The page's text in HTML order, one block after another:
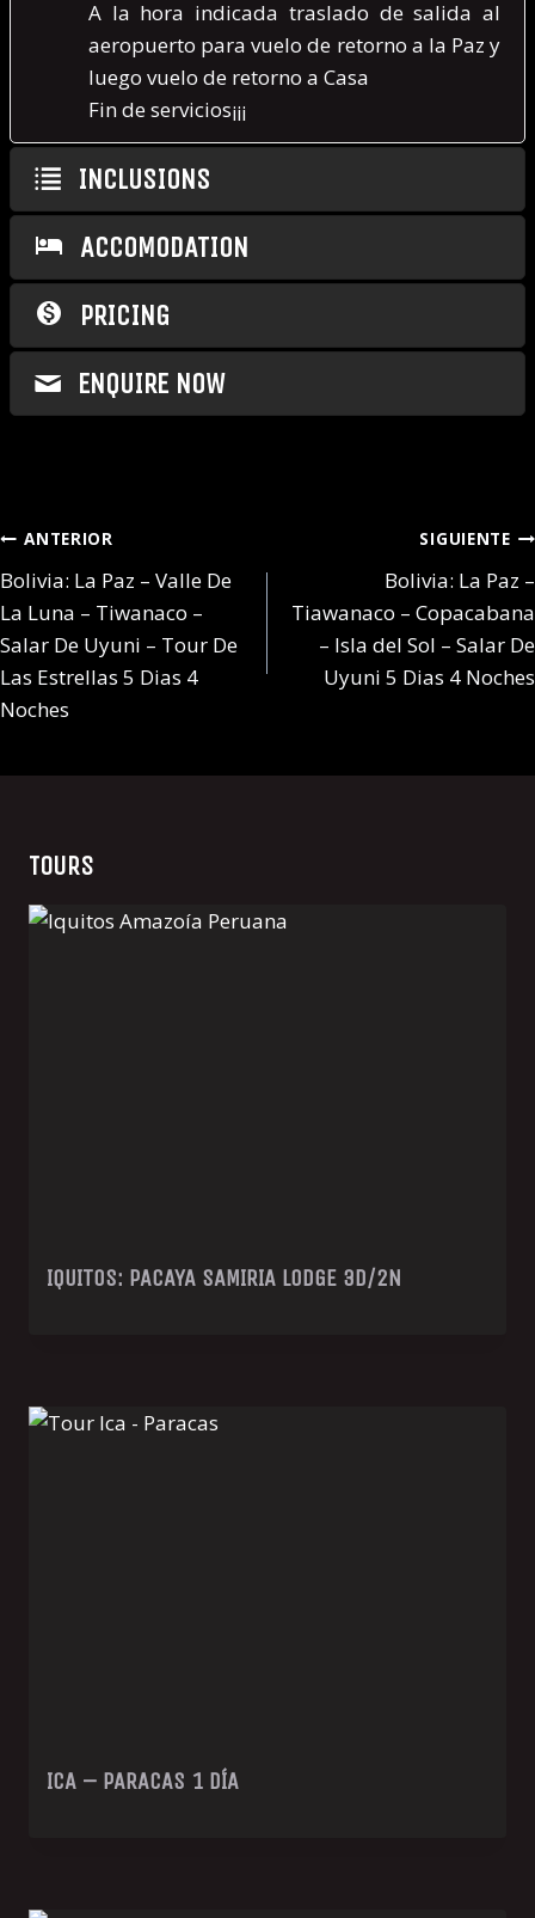
A la hora indicada traslado de salida al
aeropuerto para vuelo de retorno a la Paz y
luego vuelo de retorno a Casa
Fin de servicios¡¡¡
INCLUSIONS
ACCOMODATION
PRICING
ENQUIRE NOW
Navegación
de
entradas
ANTERIOR
Bolivia: La Paz – Valle De
La Luna – Tiwanaco –
Salar De Uyuni – Tour De
Las Estrellas 5 Dias 4
Noches
SIGUIENTE
Bolivia: La Paz –
Tiawanaco – Copacabana
– Isla del Sol – Salar De
Uyuni 5 Dias 4 Noches
TOURS
IQUITOS: PACAYA SAMIRIA LODGE 3D/2N
ICA – PARACAS 1 DÍA